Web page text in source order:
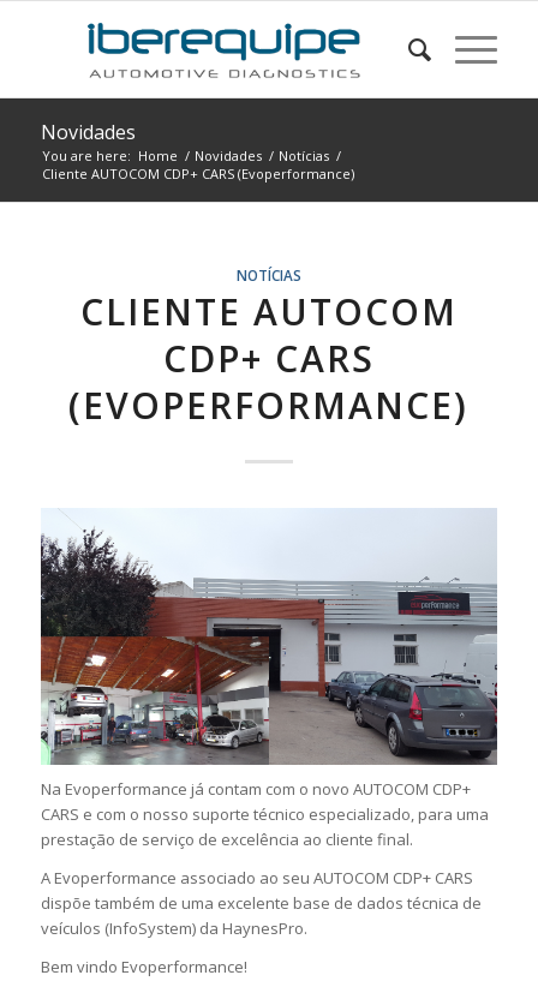
Novidades
You are here: Home / Novidades / Notícias /
Cliente AUTOCOM CDP+ CARS (Evoperformance)
NOTÍCIAS
CLIENTE AUTOCOM
CDP+ CARS
(EVOPERFORMANCE)
Na Evoperformance já contam com o novo AUTOCOM CDP+
CARS e com o nosso suporte técnico especializado, para uma
prestação de serviço de excelência ao cliente final.
A Evoperformance associado ao seu AUTOCOM CDP+ CARS
dispõe também de uma excelente base de dados técnica de
veículos (InfoSystem) da HaynesPro.
Bem vindo Evoperformance!